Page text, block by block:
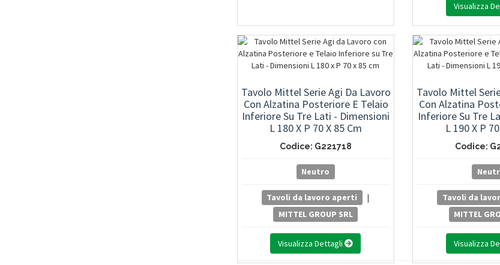
Visualizza
Tavolo Mittel Serie Agi Da Lavoro
Con Alzatina Posteriore E Telaio
Inferiore Su Tre Lati - Dimensioni
L 180 X P 70 X 85 Cm
Codice: G221718
Neutro
Tavoli da lavoro aperti
|
MITTEL GROUP SRL
Visualizza Dettagli
Tavolo Mittel
Con Alzatina
Inferiore Su Tre
L 190 X P
Codice:
Tavoli da
MITTEL
Visualizza